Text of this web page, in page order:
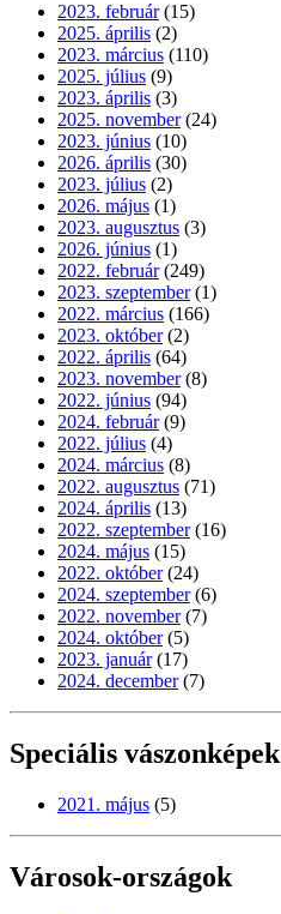
2023. február (15)
2025. április (2)
2023. március (110)
2025. július (9)
2023. április (3)
2025. november (24)
2023. június (10)
2026. április (30)
2023. július (2)
2026. május (1)
2023. augusztus (3)
2026. június (1)
2022. február (249)
2023. szeptember (1)
2022. március (166)
2023. október (2)
2022. április (64)
2023. november (8)
2022. június (94)
2024. február (9)
2022. július (4)
2024. március (8)
2022. augusztus (71)
2024. április (13)
2022. szeptember (16)
2024. május (15)
2022. október (24)
2024. szeptember (6)
2022. november (7)
2024. október (5)
2023. január (17)
2024. december (7)
Speciális vászonképek
2021. május (5)
Városok-országok